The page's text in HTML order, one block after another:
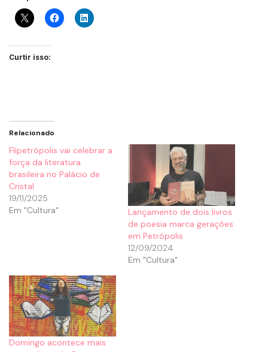
Curtir isso:
Relacionado
Flipetrópolis vai celebrar a
força da literatura
brasileira no Palácio de
Cristal
19/11/2025
Em "Cultura"
Lançamento de dois livros
de poesia marca gerações
em Petrópolis
12/09/2024
Em "Cultura"
Domingo acontece mais